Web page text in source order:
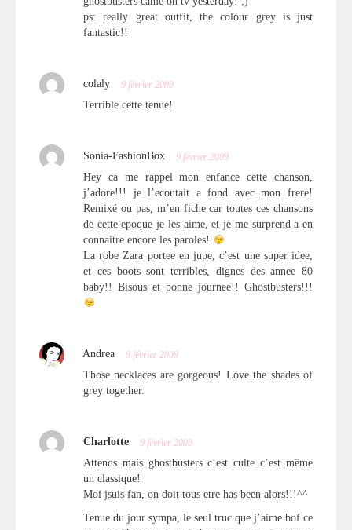
ps: really great outfit, the colour grey is just
fantastic!!
colaly 9 février 2009
Terrible cette tenue!
Sonia-FashionBox 9 février 2009
Hey ca me rappel mon enfance cette chanson,
j’adore!!! je l’ecoutait a fond avec mon frere!
Remixé ou pas, m’en fiche car toutes ces chansons
de cette epoque je les aime, et je me surprend a en
connaitre encore les paroles!
La robe Zara portee en jupe, c’est une super idee,
et ces boots sont terribles, dignes des annee 80
baby!! Bisous et bonne journee!! Ghostbusters!!!
Andrea 9 février 2009
Those necklaces are gorgeous! Love the shades of
grey together.
Charlotte 9 février 2009
Attends mais ghostbusters c’est culte c’est même
un classique!
Moi jsuis fan, on doit tous etre has been alors!!!^^
Tenue du jour sympa, le seul truc que j’aime bof ce